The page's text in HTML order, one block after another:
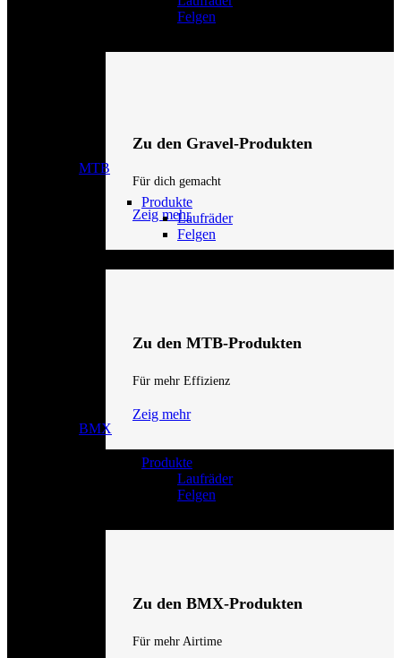
Felgen
Zu den Gravel-Produkten
Für dich gemacht
Zeig mehr
MTB
Produkte
Laufräder
Felgen
Zu den MTB-Produkten
Für mehr Effizienz
Zeig mehr
BMX
Produkte
Laufräder
Felgen
Zu den BMX-Produkten
Für mehr Airtime